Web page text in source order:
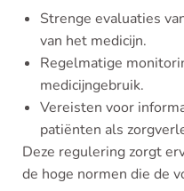
Strenge evaluaties
van het medicijn.
Regelmatige
medicijngebruik.
Vereisten voor
patiënten als
Deze regulering zorgt
de hoge normen die de